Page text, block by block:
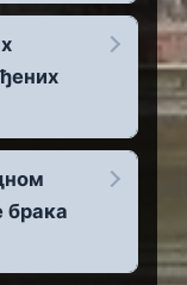
брака